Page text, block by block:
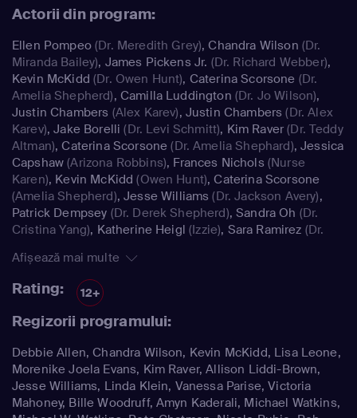
Actorii din program:
Ellen Pompeo(Dr. Meredith Grey),Chandra Wilson (Dr.
Miranda Bailey), James Pickens Jr. (Dr. Richard Webber),
Kevin McKidd (Dr. Owen Hunt), Caterina Scorsone (Dr.
Amelia Shepherd), Camilla Luddington (Dr. Jo Wilson),
Justin Chambers (Alex Karev), Justin Chambers (Dr. Alex
Karev),Jake Borelli (Dr. Levi Schmitt), Kim Raver (Dr. Teddy
Altman),Caterina Scorsone (Dr. Amelia Shephard),Jessica
Capshaw (Arizona Robbins), Frances Nichols (Nurse
Karen), Kevin McKidd (Owen Hunt),Caterina Scorsone
(Amelia Shepherd),Jesse Williams (Dr. Jackson Avery),
Patrick Dempsey (Dr. Derek Shepherd),Sandra Oh (Dr.
Cristina Yang), Katherine Heigl (Izzie), Sara Ramirez (Dr.
Afișează mai multe
Rating: 12+
Regizorii programului:
Debbie Allen, Chandra Wilson, Kevin McKidd, Lisa Leone,
Morenike Joela Evans, Kim Raver, Allison Liddi-Brown,
Jesse Williams, Linda Klein, Vanessa Parise, Victoria
Mahoney, Bille Woodruff, Amyn Kaderali, Michael Watkins,